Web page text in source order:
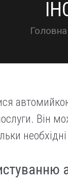
Головна
Він